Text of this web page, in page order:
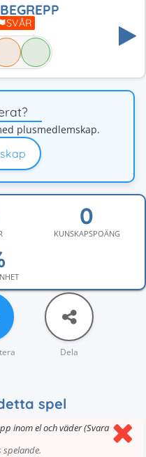
SVÅR
plusmedlemskap.
KUNSKAPSPOÄNG
Dela
spel
inom el och väder (Svara
spelande.